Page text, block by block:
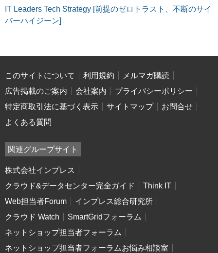
IT Leaders Tech Strategy [前提のゼロトラスト、不断のサイ
バーハイジーン]
このサイトについて 利用規約
メルマガ購読
広告掲載のご案内
会社案内
プライバシーポリシー
特定商取引法に基づく表示
サイトマップ
お問合せ
よくある質問
関連グループサイト
株式会社インプレス
クラウド&データセンター完全ガイド
Think IT
Web担当者Forum
インプレス総合研究所
クラウド Watch
SmartGridフォーラム
ネットショップ担当者フォーラム
ネットショップ担当者フォーラムお悩み相談室